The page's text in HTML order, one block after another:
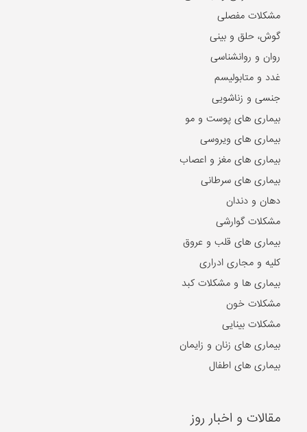
زیبایی پوست و مو
طب سنتی، گیاهان دارویی
سلامت فردی و اجتماعی
مشکلات مفصلی
گوش، حلق و بینی
روان و روانشناسی
غدد و متابولیسم
جنسی و زناشویی
بیماری های پوست و مو
بیماری های ویروسی
بیماری های مغز و اعصاب
بیماری های سرطانی
دهان و دندان
مشکلات گوارشی
بیماری های قلب و عروق
کلیه و مجاری ادراری
بیماری ها و مشکلات کبد
مشکلات خون
بیماری های اطفال